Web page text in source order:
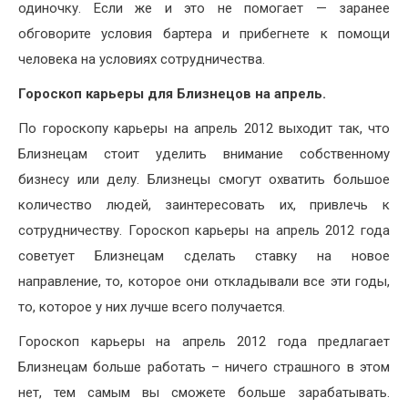
одиночку. Если же и это не помогает — заранее
обговорите условия бартера и прибегнете к помощи
человека на условиях сотрудничества.
Гороскоп карьеры для Близнецов на апрель.
По гороскопу карьеры на апрель 2012 выходит так, что
Близнецам стоит уделить внимание собственному
бизнесу или делу. Близнецы смогут охватить большое
количество людей, заинтересовать их, привлечь к
сотрудничеству. Гороскоп карьеры на апрель 2012 года
советует Близнецам сделать ставку на новое
направление, то, которое они откладывали все эти годы,
то, которое у них лучше всего получается.
Гороскоп карьеры на апрель 2012 года предлагает
Близнецам больше работать – ничего страшного в этом
нет, тем самым вы сможете больше зарабатывать.